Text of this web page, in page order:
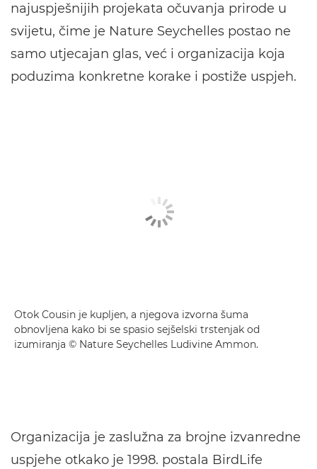
najuspješnijih projekata očuvanja prirode u
svijetu, čime je Nature Seychelles postao ne
samo utjecajan glas, već i organizacija koja
poduzima konkretne korake i postiže uspjeh.
Otok Cousin je kupljen, a njegova izvorna šuma
obnovljena kako bi se spasio sejšelski trstenjak od
izumiranja © Nature Seychelles Ludivine Ammon.
Organizacija je zaslužna za brojne izvanredne
uspjehe otkako je 1998. postala BirdLife